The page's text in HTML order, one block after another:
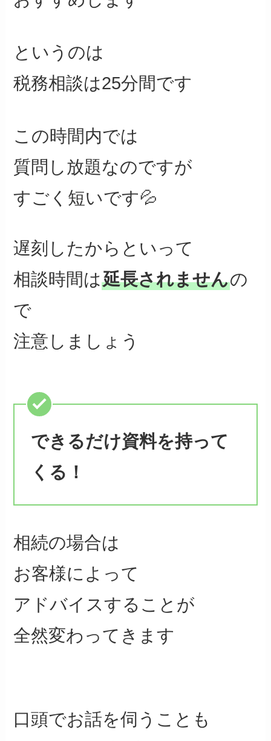
というのは
税務相談は25分間です
この時間内では
質問し放題なのですが
すごく短いです💦
遅刻したからといって
相談時間は延長されませんの
で
注意しましょう
できるだけ資料を持って
くる！
相続の場合は
お客様によって
アドバイスすることが
全然変わってきます
口頭でお話を伺うことも